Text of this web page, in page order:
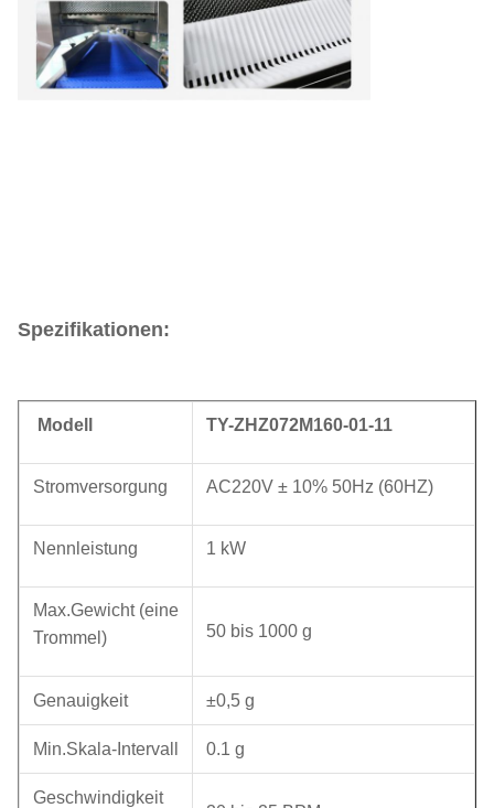
Spezifikationen:
Modell TY-ZHZ072M160-01-11
Stromversorgung AC220V ± 10% 50Hz (60HZ)
Nennleistung 1 kW
Max.Gewicht (eine
Trommel)
50 bis 1000 g
Genauigkeit ±0,5 g
Min.Skala-Intervall 0.1 g
Geschwindigkeit